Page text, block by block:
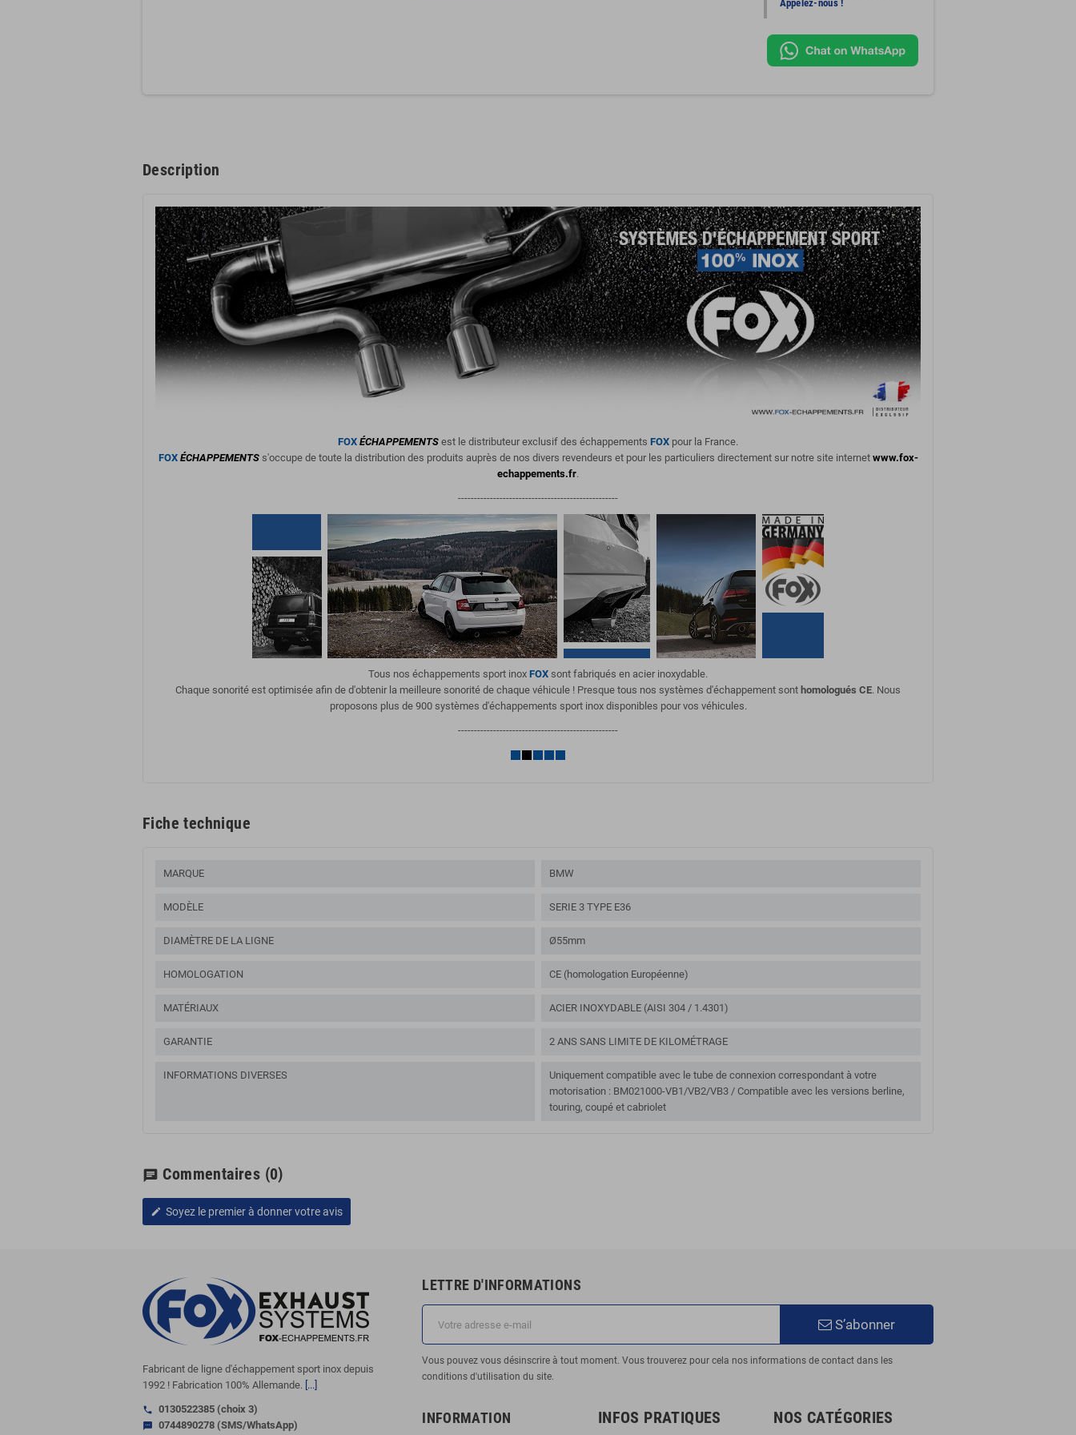
Appelez-nous !
Description
FOX ÉCHAPPEMENTS est le distributeur exclusif des échappements FOX pour la France.
FOX ÉCHAPPEMENTSs'occupe de toute la distribution des produits auprès de nos divers revendeurs et pour les particuliers directement sur notre site internet www.fox-
echappements.fr.
--------------------------------------------------
Tous nos échappements sport inox FOX sont fabriqués en acier inoxydable.
Chaque sonorité est optimisée afin de d'obtenir la meilleure sonorité de chaque véhicule ! Presque tous nos systèmes d'échappement sont homologués CE. Nous
proposons plus de 900 systèmes d'échappements sport inox disponibles pour vos véhicules.
--------------------------------------------------
Fiche technique
MARQUE BMW
MODÈLE SERIE 3 TYPE E36
DIAMÈTRE DE LA LIGNE Ø55mm
HOMOLOGATION CE (homologation Européenne)
MATÉRIAUX ACIER INOXYDABLE (AISI 304 / 1.4301)
GARANTIE 2 ANS SANS LIMITE DE KILOMÉTRAGE
INFORMATIONS DIVERSES
Uniquement compatible avec le tube de connexion correspondant à votre
motorisation : BM021000-VB1/VB2/VB3 / Compatible avec les versions berline,
touring, coupé et cabriolet
chat Commentaires (0)
edit Soyez le premier à donner votre avis
Fabricant de ligne d'échappement sport inox depuis
1992 ! Fabrication 100% Allemande. [...]
call 0130522385 (choix 3)
sms 0744890278 (SMS/WhatsApp)
LETTRE D'INFORMATIONS
S’abonner
Vous pouvez vous désinscrire à tout moment. Vous trouverez pour cela nos informations de contact dans les
conditions d'utilisation du site.
INFORMATION INFOS PRATIQUES NOS CATÉGORIES